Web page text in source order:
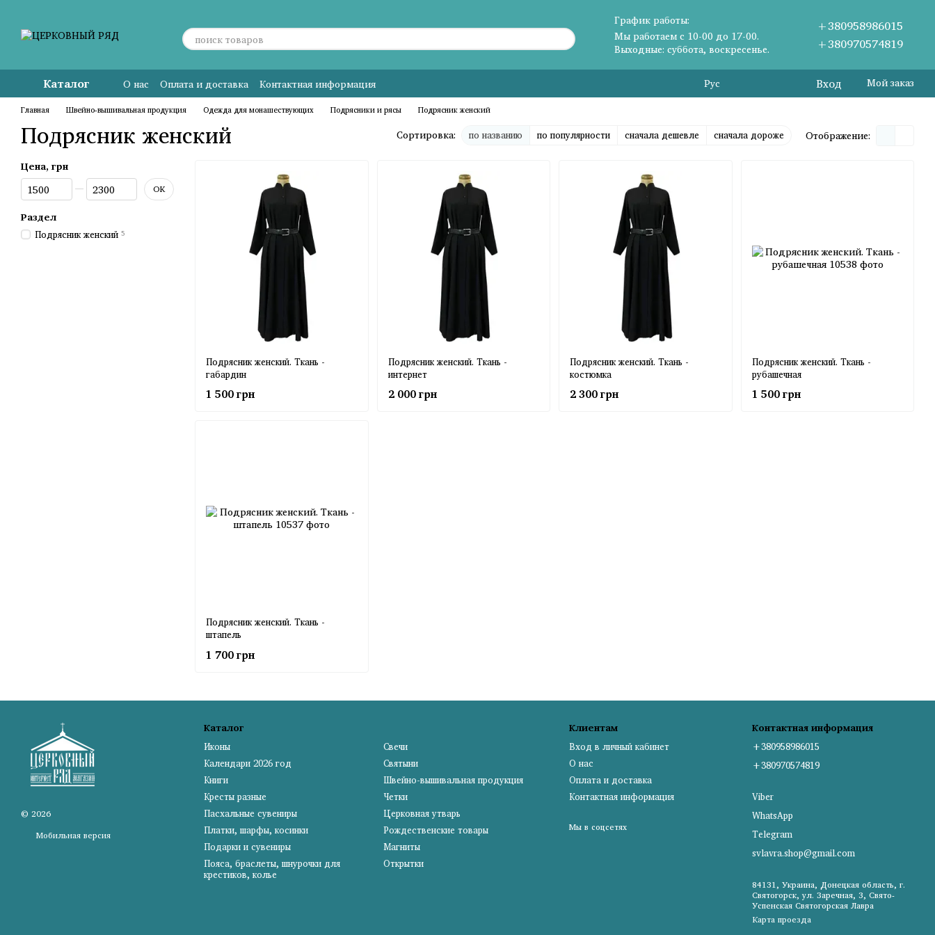
График работы:
Мы работаем с 10-00 до 17-00.
Выходные: суббота, воскресенье.
+380958986015
+380970574819
Каталог О нас Оплата и доставка Контактная информация Рус Вход Мой заказ
Главная Швейно-вышивальная продукция Одежда для монашествующих Подрясники и рясы Подрясник женский
Подрясник женский Сортировка: по названию по популярности сначала дешевле сначала дороже Отображение:
Подрясник женский. Ткань -
габардин
1 500 грн
Подрясник женский. Ткань -
интернет
2 000 грн
Подрясник женский. Ткань -
костюмка
2 300 грн
Подрясник женский. Ткань -
рубашечная
1 500 грн
Подрясник женский. Ткань -
штапель
1 700 грн
Цена, грн
От Цена, грн
До Цена, грн OK
Раздел
Подрясник женский 5
© 2026
Мобильная версия
Каталог
Иконы
Календари 2026 год
Книги
Кресты разные
Пасхальные сувениры
Платки, шарфы, косинки
Подарки и сувениры
Пояса, браслеты, шнурочки для
крестиков, колье
Свечи
Святыни
Швейно-вышивальная продукция
Четки
Церковная утварь
Рождественские товары
Магниты
Открытки
Клиентам
Вход в личный кабинет
О нас
Оплата и доставка
Контактная информация
Мы в соцсетях
Контактная информация
+380958986015
+380970574819
Viber
WhatsApp
Telegram
svlavra.shop@gmail.com
84131, Украина, Донецкая область, г.
Святогорск, ул. Заречная, 3, Свято-
Успенская Святогорская Лавра
Карта проезда